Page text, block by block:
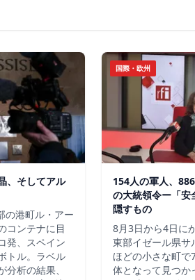
、そしてアル
の港町ル・アー
コンテナに目
発、スペイン
トル。ラベル
析の結果、
国際・欧州
154人の軍人、
の大統領令ー「安
隠すもの
8月3日から4日に
東部イゼール県サ
ほどの小さな町で
体となって見つか